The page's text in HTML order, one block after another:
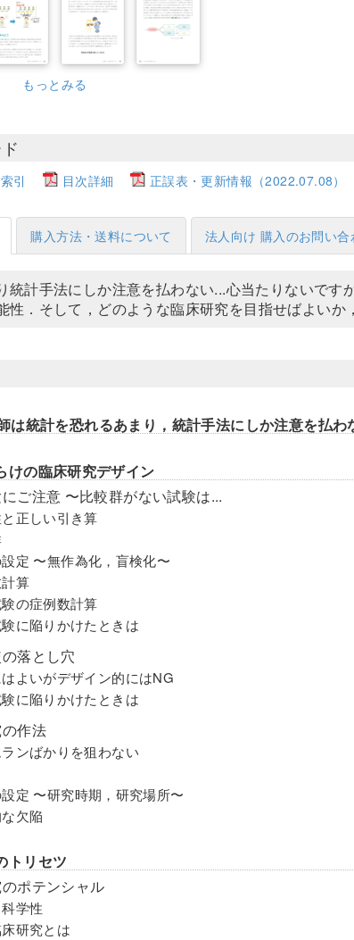
もっとみる
索引 目次詳細 正誤表・更新情報（2022.07.08）
購入方法・送料について 法人向け 購入のお問い合
統計手法にしか注意を払わない...心当たりないで
性．そして，どのような臨床研究を目指せばよい
は統計を恐れるあまり，統計手法にしか注意を払わ
けの臨床研究デザイン
ご注意 〜比較群がない試験は...
正しい引き算
定 〜無作為化，盲検化〜
算
の症例数計算
に陥りかけたときは
落とし穴
よいがデザイン的にはNG
に陥りかけたときは
作法
ンばかりを狙わない
定 〜研究時期，研究場所〜
欠陥
トリセツ
ポテンシャル
学性
研究とは